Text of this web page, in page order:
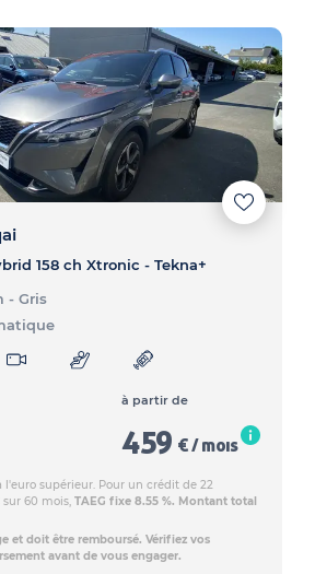
158 ch Xtronic - Tekna+
- Gris
à partir de
459 € / mois
l'euro supérieur. Pour un crédit de 22
60 mois, TAEG fixe 8.55 %. Montant total
et doit être remboursé. Vérifiez vos
avant de vous engager.